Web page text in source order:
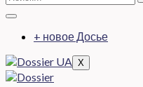
+ новое Досье
X